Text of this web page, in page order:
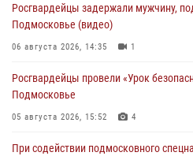
Росгвардейцы задержали мужчину,
Подмосковье (видео)
06 августа 2026, 14:35 1
Росгвардейцы провели «Урок
Подмосковье
05 августа 2026, 15:52 4
При содействии подмосковного